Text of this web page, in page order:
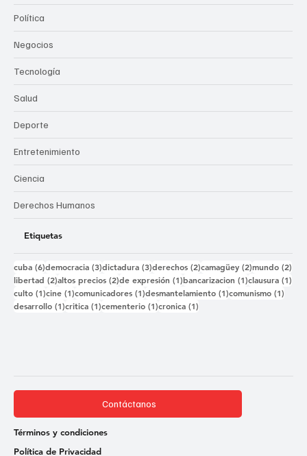
Política
Negocios
Tecnología
Salud
Deporte
Entretenimiento
Ciencia
Derechos Humanos
Etiquetas
cuba (6)6 entradas
democracia (3)3 entradas
dictadura (3)3 entradas
derechos (2)2 entradas
camagüey (2)2 entradas
mundo (2)
libertad (2)2 entradas
altos precios (2)2 entradas
de expresión (1)1 entrada
bancarizacion (1)1 entrada
clausura (1)
culto (1)1 entrada
cine (1)1 entrada
comunicadores (1)1 entrada
desmantelamiento (1)1 entrada
comunismo (1)
desarrollo (1)1 entrada
critica (1)1 entrada
cementerio (1)1 entrada
cronica (1)
Contáctanos
Términos y condiciones
Política de Privacidad